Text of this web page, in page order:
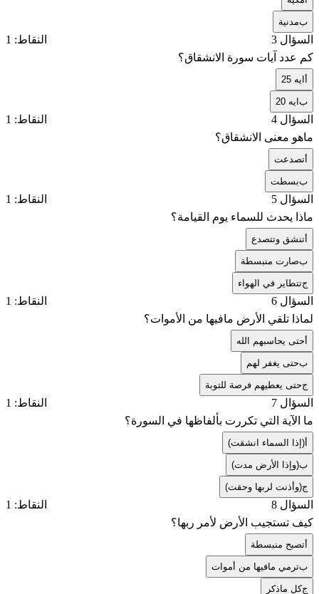
بمدنية
السؤال 3
النقاط: 1
كم عدد آيات سورة الانشقاق؟
ايه 25
بايه 20
السؤال 4
النقاط: 1
ماهو معنى الانشقاق؟
تصدعت
ببسطت
السؤال 5
النقاط: 1
ماذا يحدث للسماء يوم القيامة؟
تنشق وتتصدع
بصارت منبسطة
جتتطاير في الهواء
السؤال 6
النقاط: 1
لماذا تلقي الأرض مافيها من الأموات؟
حتى يحاسبهم الله
بحتى يغفر لهم
جحتى يعطيهم فرصة للتوبة
السؤال 7
النقاط: 1
ما الآية التي تكررت بألفاظها في السورة؟
(إذا السماء انشقت)
ب(وإذا الأرض مدت)
ج(وأذنت لربها وحقت)
السؤال 8
النقاط: 1
كيف تستجيب الأرض لأمر ربها؟
تصبح منبسطة
بترمي مافيها من أموات
جكل ماذكر